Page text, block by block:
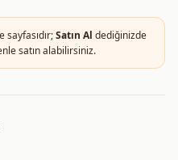
Satın Al dediğinizde
satın alabilirsiniz.